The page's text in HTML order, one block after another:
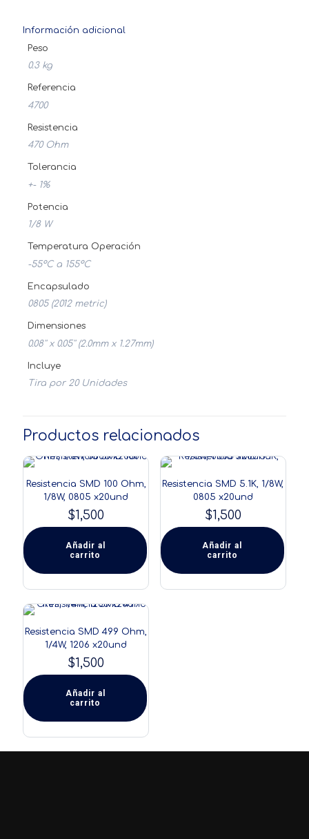
Información adicional
Peso
0.3 kg
Referencia
4700
Resistencia
470 Ohm
Tolerancia
+- 1%
Potencia
1/8 W
Temperatura Operación
-55ºC a 155ºC
Encapsulado
0805 (2012 metric)
Dimensiones
0.08'' x 0.05'' (2.0mm x 1.27mm)
Incluye
Tira por 20 Unidades
Productos relacionados
Resistencia SMD 100 Ohm,
1/8W, 0805 x20und
$1,500
Añadir al
carrito
Resistencia SMD 5.1K, 1/8W,
0805 x20und
$1,500
Añadir al
carrito
Resistencia SMD 499 Ohm,
1/4W, 1206 x20und
$1,500
Añadir al
carrito